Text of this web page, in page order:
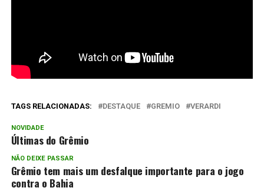
TAGS RELACIONADAS: DESTAQUE GREMIO VERARDI
NOVIDADE
Últimas do Grêmio
NÃO DEIXE PASSAR
Grêmio tem mais um desfalque importante para o jogo
contra o Bahia